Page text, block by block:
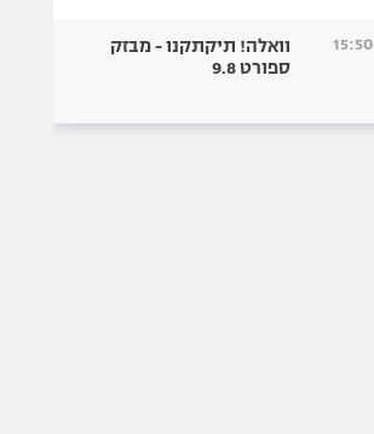
15:50
וואלה! תיקתקנו - מבזק
ספורט 9.8